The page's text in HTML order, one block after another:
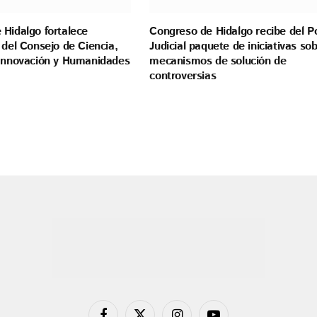
Hidalgo fortalece
Consejo de Ciencia,
y Humanidades
Congreso de Hidalgo recibe del
Judicial paquete de iniciativas
mecanismos de solución de
controversias